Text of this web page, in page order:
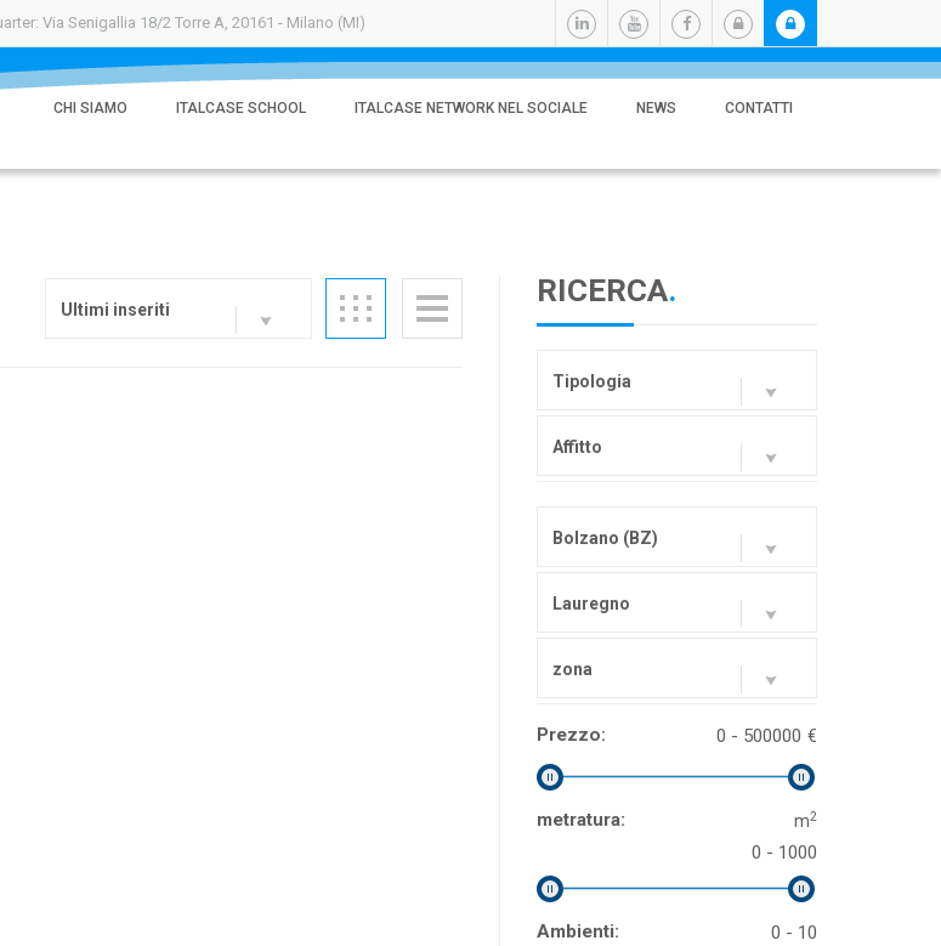
Via Senigallia 18/2 Torre A, 20161 - Milano (MI)
CHI SIAMO ITALCASE SCHOOL ITALCASE NETWORK NEL SOCIALE NEWS CONTATTI
Ultimi inseriti
RICERCA.
Tipologia
Affitto
Bolzano (BZ)
Lauregno
zona
Prezzo: €
0 - 500000
metratura: m2
0 - 1000
Ambienti: 0 - 10